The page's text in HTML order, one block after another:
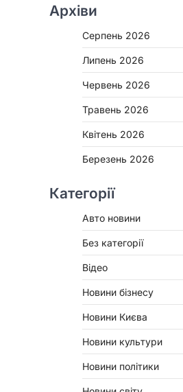
Архіви
Серпень 2026
Липень 2026
Червень 2026
Травень 2026
Квітень 2026
Березень 2026
Категорії
Авто новини
Без категорії
Відео
Новини бізнесу
Новини Києва
Новини культури
Новини політики